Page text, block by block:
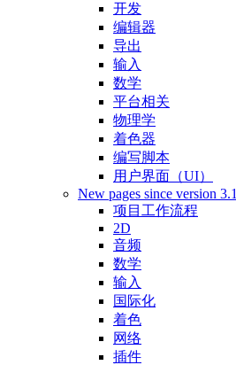
开发
编辑器
导出
输入
数学
平台相关
物理学
着色器
编写脚本
用户界面（UI）
New pages since version 3.1
项目工作流程
2D
音频
数学
输入
国际化
着色
网络
插件